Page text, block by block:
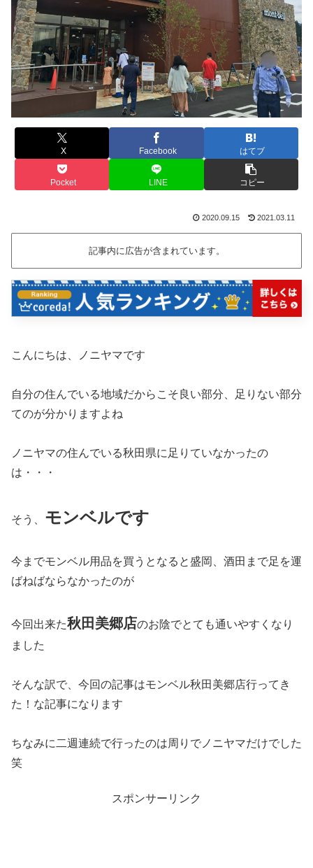
X Facebook はてブ
Pocket LINE コピー
2020.09.15 2021.03.11
記事内に広告が含まれています。
こんにちは、ノニヤマです
自分の住んでいる地域だからこそ良い部分、足りない部分
てのが分かりますよね
ノニヤマの住んでいる秋田県に足りていなかったの
は・・・
そう、 モンベルです
今までモンベル用品を買うとなると盛岡、酒田まで足を運
ばねばならなかったのが
今回出来た秋田美郷店のお陰でとても通いやすくなり
ました
そんな訳で、今回の記事はモンベル秋田美郷店行ってき
た！な記事になります
ちなみに二週連続で行ったのは周りでノニヤマだけでした
笑
スポンサーリンク